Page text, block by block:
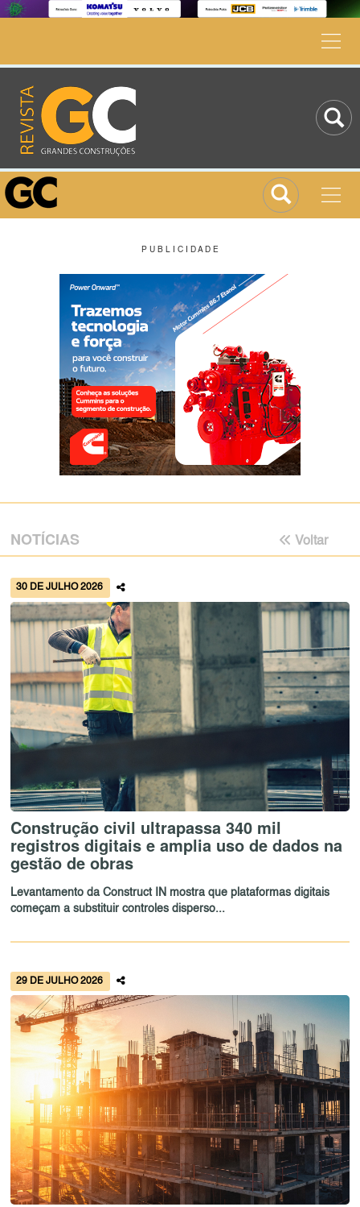
P U B L I C I D A D E
NOTÍCIAS Voltar
30 DE JULHO 2026
Construção civil ultrapassa 340 mil
registros digitais e amplia uso de dados na
gestão de obras
Levantamento da Construct IN mostra que plataformas digitais
começam a substituir controles disperso...
29 DE JULHO 2026